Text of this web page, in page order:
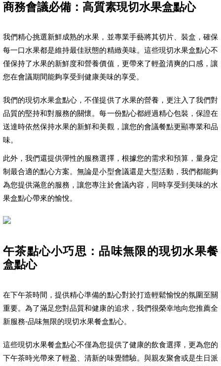
商務會議必備：高質素現切水果盒點心
我們精心挑選新鮮成熟的水果，並專業手藝將其切片、裝盒，確保
每一口水果都是維持最佳狀態的精緻美味。這些現切水果盒點心不
僅保持了水果的新鮮度和營養價值，更帶來了輕盈清爽的口感，讓
您在會議期間能夠享受到健康美味的享受。
我們的現切水果盒點心，不僅提供了水果的營養，更注入了我們對
品質的堅持和對服務的關懷。每一份點心都經過精心包裝，保證在
送達時依然保持水果的新鮮和美觀，讓您的會議餐點更顯專業和品
味。
此外，我們還提供彈性的服務選擇，根據您的需求和預算，量身定
制最合適的點心方案。無論是小型會議還是大型活動，我們都能夠
為您提供滿意的服務，讓您專注於會議內容，同時享受到美味的水
果盒點心帶來的愉悅。
午茶點心小巧思：品味無限的現切水果餐
盒點心
在下午茶時間，提供精心準備的點心對於打造輕鬆愉悅的氛圍至關
重要。為了滿足您對品質和健康的追求，我們很榮幸地向您推薦全
新服務-品味無限的現切水果餐盒點心。
這些現切水果餐盒點心不僅為您提供了健康的飲食選擇，更為您的
下午茶時光帶來了輕盈、清新的味覺體驗。與親友聚會或是生日派